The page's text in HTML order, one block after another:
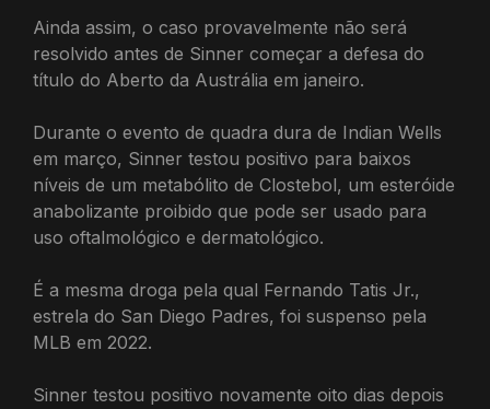
Ainda assim, o caso provavelmente não será
resolvido antes de Sinner começar a defesa do
título do Aberto da Austrália em janeiro.
Durante o evento de quadra dura de Indian Wells
em março, Sinner testou positivo para baixos
níveis de um metabólito de Clostebol, um esteróide
anabolizante proibido que pode ser usado para
uso oftalmológico e dermatológico.
É a mesma droga pela qual Fernando Tatis Jr.,
estrela do San Diego Padres, foi suspenso pela
MLB em 2022.
Sinner testou positivo novamente oito dias depois